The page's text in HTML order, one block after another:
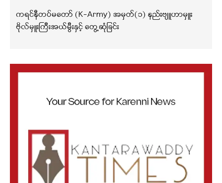
ကရင်နီတပ်မတော် (K-Army) အမှတ်(၁) နည်းဗျူဟာမှူး
ဗိုလ်မှူးကြီးအယ်မွီးနှင့် တွေ့ဆုံခြင်း